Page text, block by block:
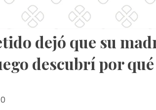
dejó que su
descubrí por qué